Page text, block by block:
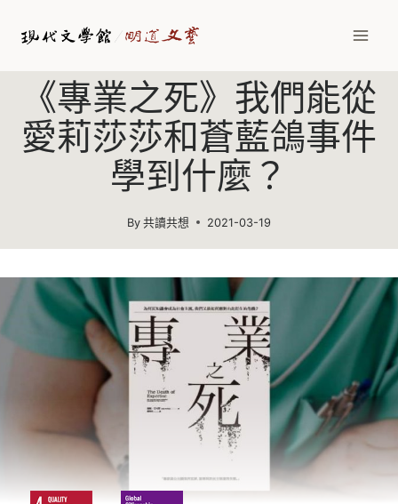
《專業之死》我們能從
愛莉莎莎和蒼藍鴿事件
學到什麼？
By 共讀共想 2021-03-19